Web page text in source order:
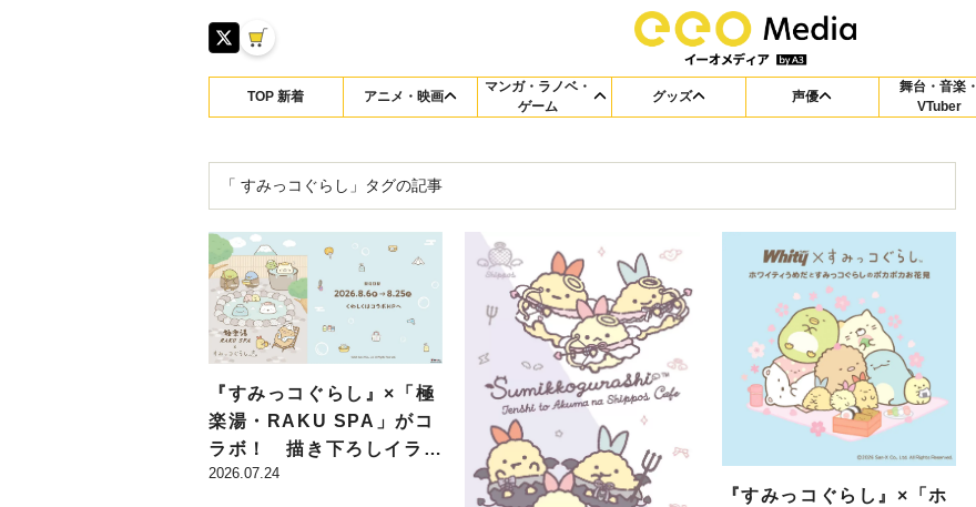
TOP 新着 アニメ・映画
マンガ・ラノベ・
ゲーム
グッズ 声優
舞台・音楽・
VTuber
「 すみっコぐらし」タグの記事
『すみっコぐらし』×「極
楽湯・RAKU SPA」がコ
ラボ！ 描き下ろしイラス
トを使用したグッズの販売
2026.07.24
『すみっコぐらし』×「ホ